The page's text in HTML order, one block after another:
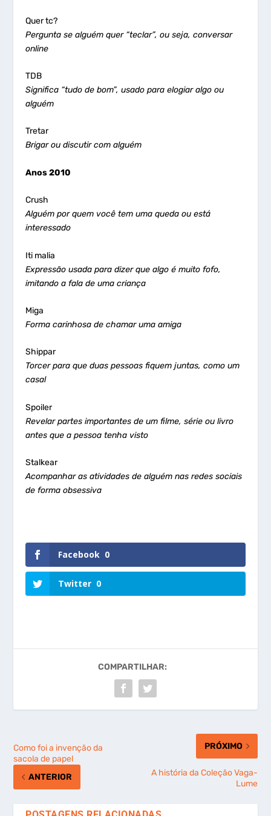
Quer tc?
Pergunta se alguém quer “teclar”, ou seja, conversar
online
TDB
Significa “tudo de bom”, usado para elogiar algo ou
alguém
Tretar
Brigar ou discutir com alguém
Anos 2010
Crush
Alguém por quem você tem uma queda ou está
interessado
Iti malia
Expressão usada para dizer que algo é muito fofo,
imitando a fala de uma criança
Miga
Forma carinhosa de chamar uma amiga
Shippar
Torcer para que duas pessoas fiquem juntas, como um
casal
Spoiler
Revelar partes importantes de um filme, série ou livro
antes que a pessoa tenha visto
Stalkear
Acompanhar as atividades de alguém nas redes sociais
de forma obsessiva
Facebook 0
Twitter 0
COMPARTILHAR:
Como foi a invenção da
sacola de papel
ANTERIOR
PRÓXIMO
A história da Coleção Vaga-
Lume